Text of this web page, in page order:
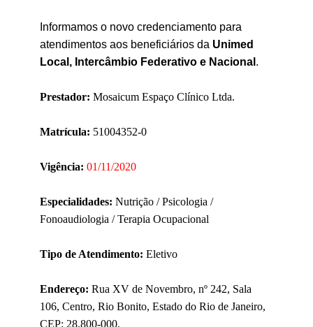
Informamos o novo credenciamento para
atendimentos aos beneficiários da Unimed
Local, Intercâmbio Federativo e Nacional .
Prestador: Mosaicum Espaço Clínico Ltda.
Matrícula: 51004352-0
Vigência: 01/11/2020
Especialidades: Nutrição / Psicologia /
Fonoaudiologia / Terapia Ocupacional
Tipo de Atendimento: Eletivo
Endereço: Rua XV de Novembro, nº 242, Sala
106, Centro, Rio Bonito, Estado do Rio de Janeiro,
CEP: 28.800-000.